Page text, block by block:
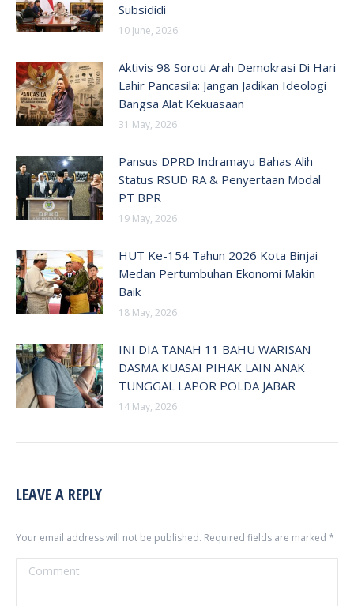
Subsididi
10 June, 2026
Aktivis 98 Soroti Arah Demokrasi Di Hari
Lahir Pancasila: Jangan Jadikan Ideologi
Bangsa Alat Kekuasaan
31 May, 2026
Pansus DPRD Indramayu Bahas Alih
Status RSUD RA & Penyertaan Modal
PT BPR
19 May, 2026
HUT Ke-154 Tahun 2026 Kota Binjai
Medan Pertumbuhan Ekonomi Makin
Baik
18 May, 2026
INI DIA TANAH 11 BAHU WARISAN
DASMA KUASAI PIHAK LAIN ANAK
TUNGGAL LAPOR POLDA JABAR
14 May, 2026
LEAVE A REPLY
Your email address will not be published. Required fields are marked *
Comment